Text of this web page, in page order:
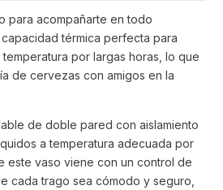
para acompañarte en todo
térmica perfecta para
por largas horas, lo que
de cervezas con amigos en la
de doble pared con aislamiento
a temperatura adecuada por
este vaso viene con un control de
cada trago sea cómodo y seguro,